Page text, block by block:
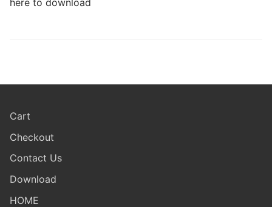
here to download
Cart
Checkout
Contact Us
Download
HOME